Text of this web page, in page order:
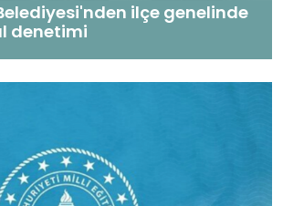
ilçe genelinde
denetimi